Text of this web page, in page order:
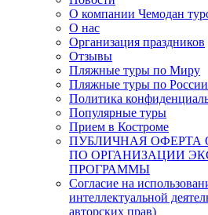
О компании Чемодан
О нас
Организация праздников
Отзывы
Пляжные туры по Миру
Пляжные туры по России
Политика
Популярные туры
Прием в Костроме
ПУБЛИЧНАЯ ОФЕРТА
ПО ОРГАНИЗАЦИИ
ПРОГРАММЫ
Согласие на
интеллектуальной
авторских прав)